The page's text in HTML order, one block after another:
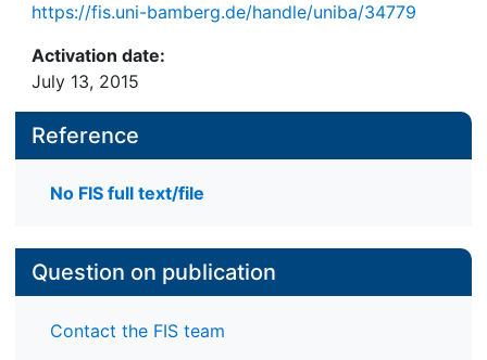
https://fis.uni-bamberg.de/handle/uniba/34779
Activation date:
July 13, 2015
Reference
No FIS full text/file
Question on publication
Contact the FIS team